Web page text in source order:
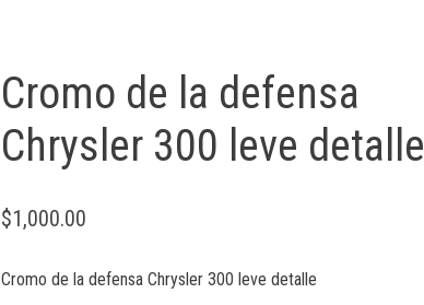
Cromo de la defensa
Chrysler 300 leve detalle
$1,000.00
Cromo de la defensa Chrysler 300 leve detalle